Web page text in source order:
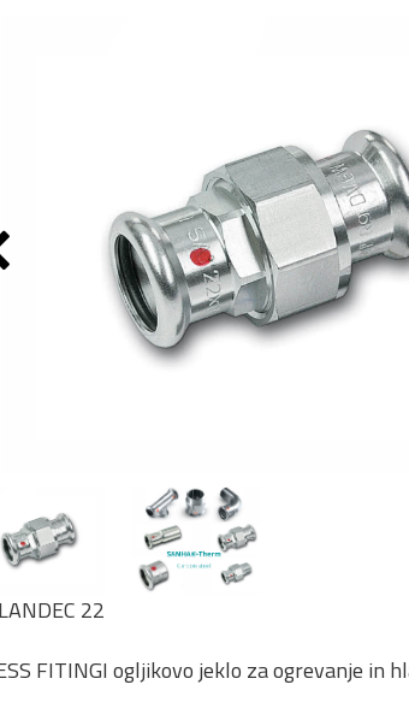
22
FITINGI ogljikovo jeklo za ogrevanje in